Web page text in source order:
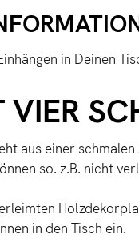
in Deinen
VIER
aus einer
so. z.B. nicht
in den Tisch ein.